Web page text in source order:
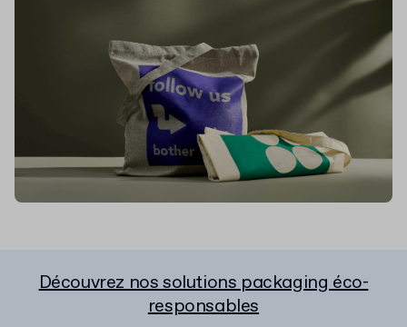
Découvrez nos solutions packaging éco-
responsables